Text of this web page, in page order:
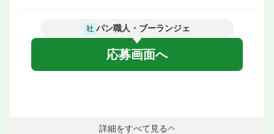
社 パン職人・ブーランジェ
応募画面へ
詳細をすべて見る